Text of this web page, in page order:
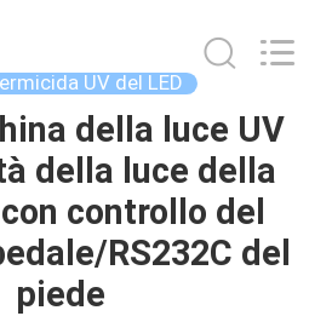
UV del LED
della luce UV
della luce della
controllo del
RS232C del
piede